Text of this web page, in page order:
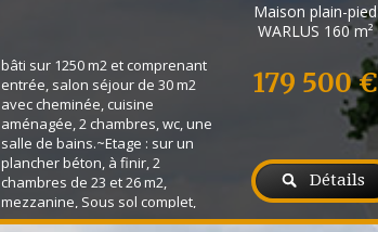
bâti sur 1250 m2 et comprenant
entrée, salon séjour de 30 m2
avec cheminée, cuisine
aménagée, 2 chambres, wc, une
salle de bains.~Etage : sur un
plancher béton, à finir, 2
chambres de 23 et 26 m2,
mezzanine, Sous sol complet,
grand jardin sans vis à vis.
Maison plain-pied
WARLUS 160 m²
179 500 €
Détails